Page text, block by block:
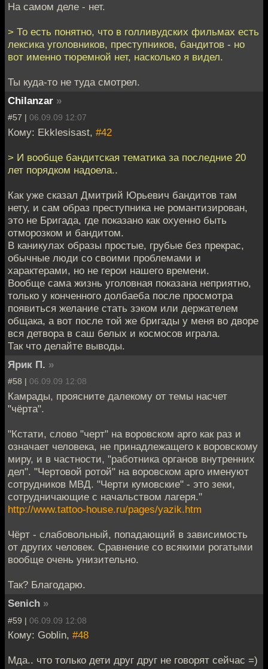
На самом деле - нет.
> То есть понятно, что в голливудских фильмах есть
лексика уголовников, преступников, бандитов - но
вот именно тюремной нет, насколько я видел.
Ты куда-то не туда смотрел.
Chilanzar »
#57 | 06.09.09 12:07
Кому: Ekklesisast, #42
> И вообще бандитская тематика за последние 20
лет порядком надоела..
Как уже сказал Дмитрий Юрьевич бандитов там
нету, и сам образ преступника не романтизирован,
это не Бригада, где показано как охуенно быть
отморозком и бандитом.
В каникулах образы простые, грубые без прекрас,
обычные люди со своими проблемами и
характерами, но не герои нашего времени.
Вообще сама жизнь уголовная показана неприятно,
только у конченного долбаеба после просмотра
появиться желание стать зэком или держателем
общака, а вот после той же бригады у меня во дворе
вся детвора в саш белых и космосов играла.
Так что делайте выводы.
Ярик П. »
#58 | 06.09.09 12:08
Камрады, проясните далекому от темы насчет
"чёрта".
"Кстати, слово "черт" на воровском арго как раз и
означает человека, не принадлежащего к воровскому
миру, и в частности, "работника органов внутренних
дел". "Чертовой ротой" на воровском арго именуют
сотрудников МВД. "Черти кумовские" - это зеки,
сотрудничающие с начальством лагеря."
http://www.tattoo-house.ru/pages/yazik.htm
Чёрт - слабовольный, попадающий в зависимость
от других человек. Сравнение со всякими рогатыми
вообще очень унизительно.
Так? Благодарю.
Senich »
#59 | 06.09.09 12:08
Кому: Goblin, #48
Мда.. что только дети друг друг не говорят сейчас =)